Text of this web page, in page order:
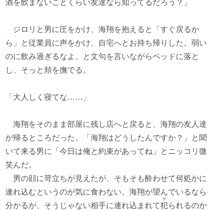
酒を飲まないことくらい友達なら知ってるだろう？」
ジロリと男に圧をかけ、海翔を抱えると「すぐ戻るか
ら」と従業員に声をかけ、自宅へとお持ち帰りした。弱い
のに飲み過ぎるなよ、と文句を言いながらベッドに落と
し、そっと頬を撫でる。
「大人しく寝てな……」
海翔をそのまま部屋に残し店へと戻ると、海翔の友人達
が帰るところだった。「海翔はどうしたんですか？」と聞
いて来る男に「今日は俺と約束があってね」とニッコリ微
笑んだ。
男の顔に苛立ちが見えたが、そもそも酔わせて何処かに
連れ込むというのが気に食わない。海翔が望んでいるなら
分かるが、そうじゃない相手に連れ込まれて犯
ヤ
られるのか